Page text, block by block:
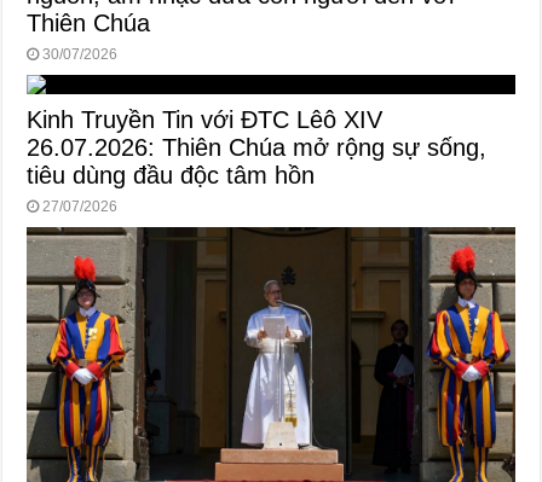
Thiên Chúa
30/07/2026
Kinh Truyền Tin với ĐTC Lêô XIV
26.07.2026: Thiên Chúa mở rộng sự sống,
tiêu dùng đầu độc tâm hồn
27/07/2026